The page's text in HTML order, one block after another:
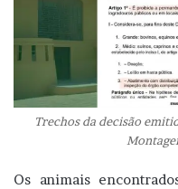
Trechos da decisão
Os animais